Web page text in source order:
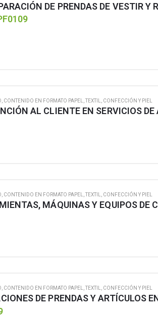
DE PRENDAS DE VESTIR Y
, CONTENIDO EN FORMATO PAPEL, TEXTIL, CONFECCIÓN Y PIEL
CONTENIDO EN FORMATO PAPEL TEXTIL, CONFECCIÓN Y PIEL
MÁQUINAS Y EQUIPOS DE
CONTENIDO EN FORMATO PAPEL TEXTIL, CONFECCIÓN Y PIEL